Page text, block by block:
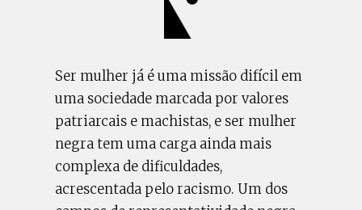
Ser mulher já é uma missão difícil em
uma sociedade marcada por valores
patriarcais e machistas, e ser mulher
negra tem uma carga ainda mais
complexa de dificuldades,
acrescentada pelo racismo. Um dos